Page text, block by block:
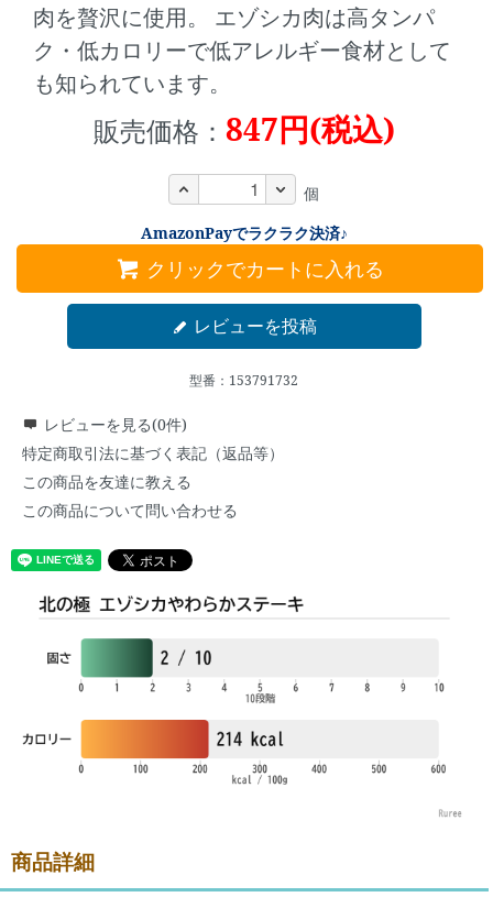
肉を贅沢に使用。 エゾシカ肉は高タンパ
ク・低カロリーで低アレルギー食材として
も知られています。
販売価格： 847円(税込)
個
AmazonPayでラクラク決済♪
クリックでカートに入れる
レビューを投稿
型番：153791732
レビューを見る(0件)
特定商取引法に基づく表記（返品等）
この商品を友達に教える
この商品について問い合わせる
商品詳細